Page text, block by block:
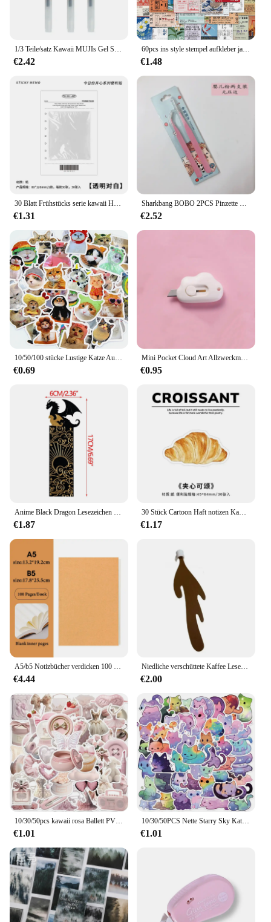
1/3 Teile/satz Kawaii MUJIs Gel Stift Schwarz/Rot/Blau 0,38mm 0,5mm Tinte Japan Farbe stift Büro Schule Kugelschreiber Japanische Schreibwaren
€2.42
60pcs ins style stempel aufkleber japanische postkarte ticket briefpapier reise tagebuch gepäck wasserdichte helm aufkleber
€1.48
30 Blatt Frühstücks serie kawaii Haft notiz einfache niedliche Notizblock Nachrichten papier Student zu tun Liste Notizen Schul briefpapier
€1.31
Sharkbang BOBO 2PCS Pinzette Scrapbook Aufkleber Washi Tape Picking Multi-Tool Briefpapier DIY Junk Journal Album Schulbedarf
€2.52
10/50/100 stücke Lustige Katze Aufkleber Cartoon Nette Aufkleber Spielzeug Schreibwaren Gitarre Telefon Fahrrad Laptop Gepäck Auto Graffiti kinder Aufkleber
€0.69
Mini Pocket Cloud Art Allzweckmesser Box Messer Papierschneider Handwerk Verpackung nachfüllbare Klinge Briefpapier
€0.95
Anime Black Dragon Lesezeichen sammeln Geschenk für Buch liebhaber Acryl Lesezeichen Briefpapier Zubehör für Männer Frauen Freunde Lehrer
€1.87
30 Stück Cartoon Haft notizen Kawaii Brot Toast Kaffee Memo Pads Aufkleber Student Geschenke Briefpapier Schule Bürobedarf
€1.17
A5/b5 Notizbücher verdicken 100 und 200 Blatt/Buch, Kraft DIY Cover, leeres Tagebuch, Entwurf Buch, Büro Studie Briefpapier CS-076
€4.44
Niedliche verschüttete Kaffee Lesezeichen Ecke Marker zum Lesen lustige Lesezeichen zum Lesen Ecke Lesezeichen Briefpapier Schul material
€2.00
10/30/50pcs kawaii rosa Ballett PVC Aufkleber ästhetische koreanische Briefpapier Dekoration Scrap booking Schul material für Kinder
€1.01
10/30/50PCS Nette Starry Sky Katze PVC Aufkleber Ästhetische kinder Schreibwaren Dekoration Scrapbooking Schule Liefert für Kinder
€1.01